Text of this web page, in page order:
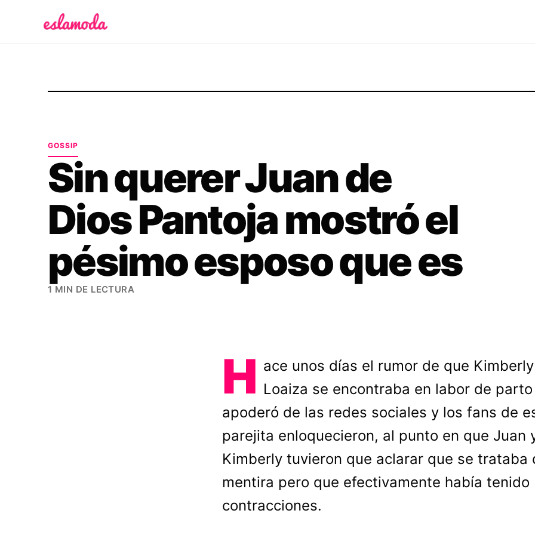
GOSSIP
Sin querer Juan de
Dios Pantoja mostró el
pésimo esposo que es
1 MIN DE LECTURA
H ace unos días el rumor de que Kimberly
Loaiza se encontraba en labor de
apoderó de las redes sociales y los fans de
parejita enloquecieron, al punto en que Juan
Kimberly tuvieron que aclarar que se trataba
mentira pero que efectivamente había tenido
contracciones.